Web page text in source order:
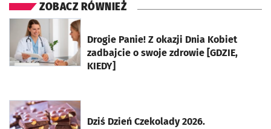
ZOBACZ RÓWNIEŻ
Drogie Panie! Z okazji Dnia Kobiet
zadbajcie o swoje zdrowie [GDZIE,
KIEDY]
otworzy się w nowej karcie
Dziś Dzień Czekolady 2026.
otworzy się w nowej karcie